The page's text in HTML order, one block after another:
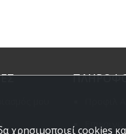
Προφιλ
χρησιμοποιεί cookies